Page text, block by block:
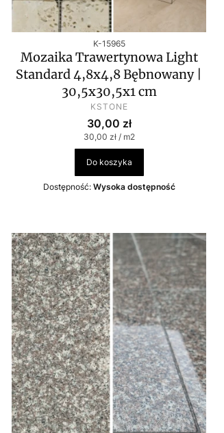
Kod produktu
K-15965
Mozaika Trawertynowa Light
Standard 4,8x4,8 Bębnowany |
30,5x30,5x1 cm
PRODUCENT
KSTONE
Cena
30,00 zł
Cena jednostkowa
30,00 zł / m2
Do koszyka
Dostępność: Wysoka dostępność